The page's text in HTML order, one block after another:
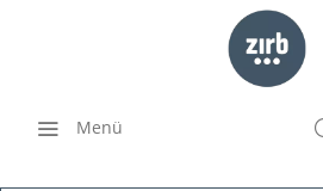
Menü